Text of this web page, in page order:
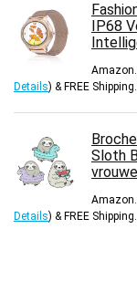
IP68
Details) & FREE Shipping.
Sloth
Details) & FREE Shipping.